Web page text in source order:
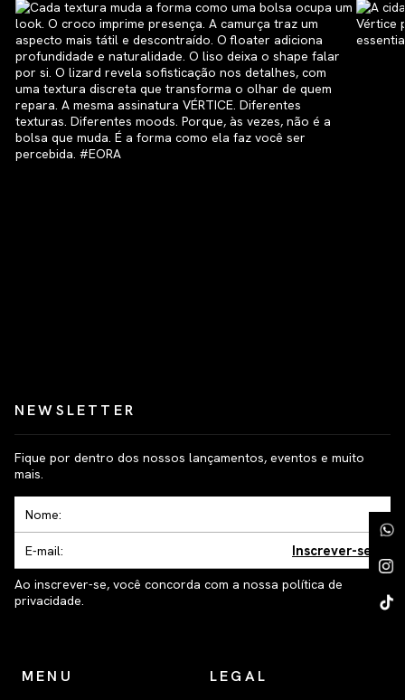
NEWSLETTER
Fique por dentro dos nossos lançamentos, eventos e muito
mais.
Inscrever-se
Ao inscrever-se, você concorda com a nossa política de
privacidade.
MENU LEGAL